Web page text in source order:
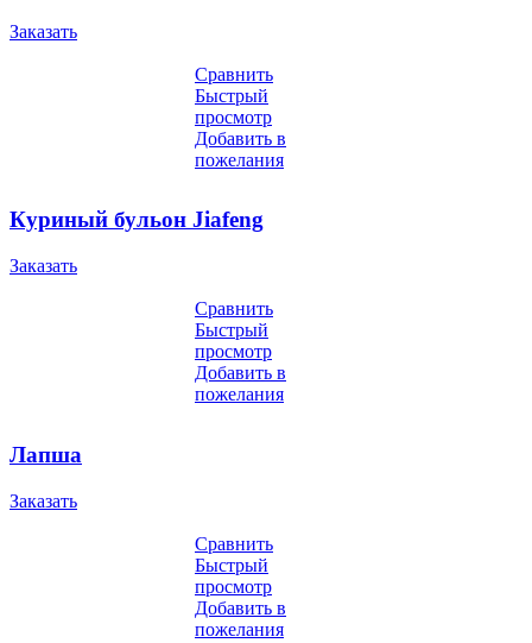
Заказать
Сравнить
Быстрый
просмотр
Добавить в
пожелания
Куриный бульон Jiafeng
Заказать
Сравнить
Быстрый
просмотр
Добавить в
пожелания
Лапша
Заказать
Сравнить
Быстрый
просмотр
Добавить в
пожелания